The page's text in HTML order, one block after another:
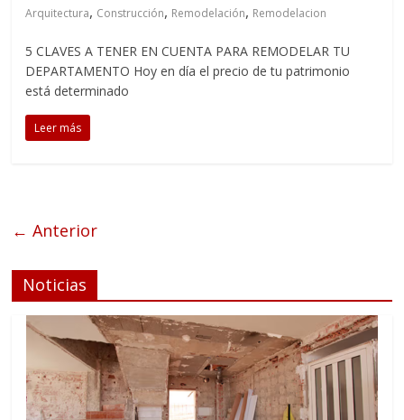
Arquitectura, Construcción, Remodelación, Remodelacion
5 CLAVES A TENER EN CUENTA PARA REMODELAR TU
DEPARTAMENTO Hoy en día el precio de tu patrimonio
está determinado
Leer más
← Anterior
Noticias